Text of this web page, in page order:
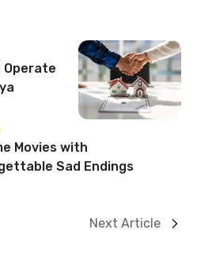
Operate
Movies with
Sad Endings
Next Article